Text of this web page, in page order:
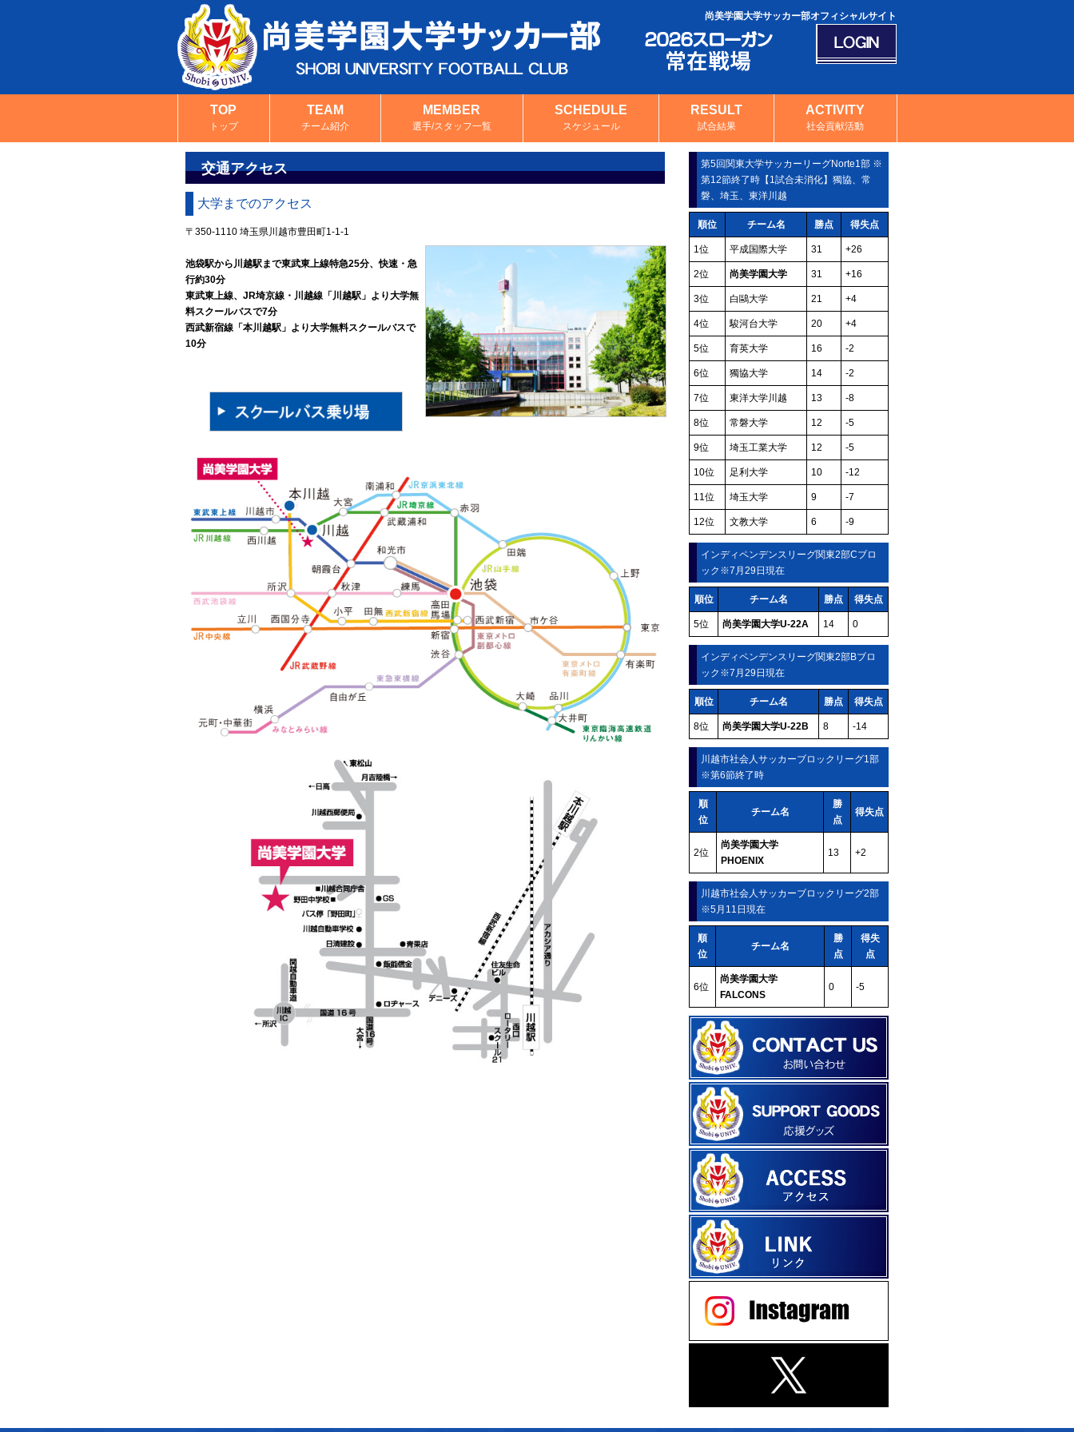
尚美学園大学サッカー部オフィシャルサイト
TOP
トップ
TEAM
チーム紹介
MEMBER
選手/スタッフ一覧
SCHEDULE
スケジュール
RESULT
試合結果
ACTIVITY
社会貢献活動
交通アクセス
大学までのアクセス
〒350-1110 埼玉県川越市豊田町1-1-1
池袋駅から川越駅まで東武東上線特急25分、快速・急
行約30分
東武東上線、JR埼京線・川越線「川越駅」より大学無
料スクールバスで7分
西武新宿線「本川越駅」より大学無料スクールバスで
10分
第5回関東大学サッカーリーグNorte1部 ※
第12節終了時【1試合未消化】獨協、常
磐、埼玉、東洋川越
順位 チーム名 勝点 得失点
1位 平成国際大学 31 +26
2位 尚美学園大学 31 +16
3位 白鷗大学 21 +4
4位 駿河台大学 20 +4
5位 育英大学 16 -2
6位 獨協大学 14 -2
7位 東洋大学川越 13 -8
8位 常磐大学 12 -5
9位 埼玉工業大学 12 -5
10位 足利大学 10 -12
11位 埼玉大学 9 -7
12位 文教大学 6 -9
インディペンデンスリーグ関東2部Cブロ
ック※7月29日現在
順位 チーム名 勝点 得失点
5位 尚美学園大学U-22A 14 0
インディペンデンスリーグ関東2部Bブロ
ック※7月29日現在
順位 チーム名 勝点 得失点
8位 尚美学園大学U-22B 8 -14
川越市社会人サッカーブロックリーグ1部
※第6節終了時
順
位
チーム名
勝
点
得失点
2位
尚美学園大学
PHOENIX
13 +2
川越市社会人サッカーブロックリーグ2部
※5月11日現在
順
位
チーム名
勝
点
得失
点
6位
尚美学園大学
FALCONS
0 -5